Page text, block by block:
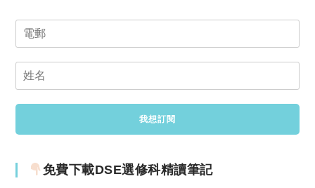
免費下載DSE選修科精讀筆記